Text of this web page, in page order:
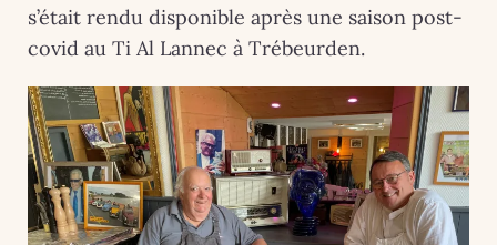
s’était rendu disponible après une saison post-
covid au Ti Al Lannec à Trébeurden.